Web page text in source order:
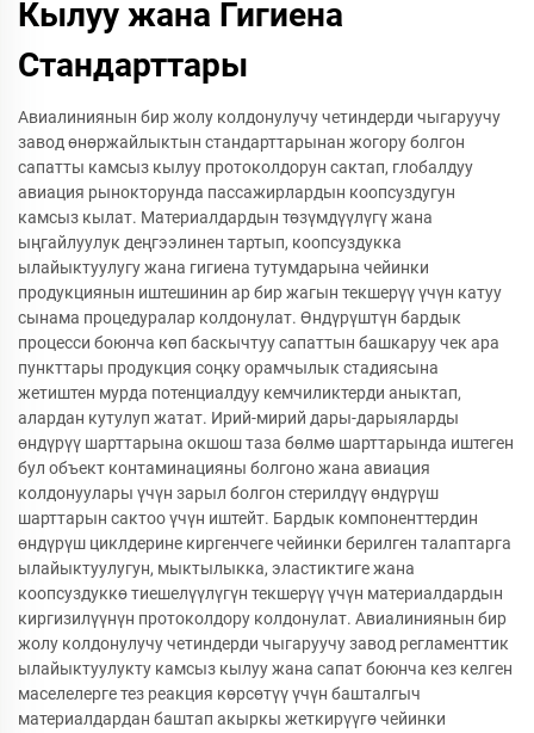
Кылуу жана Гигиена
Стандарттары
Авиалиниянын бир жолу колдонулучу четиндерди чыгаруучу
завод өнөржайлыктын стандарттарынан жогору болгон
сапатты камсыз кылуу протоколдорун сактап, глобалдуу
авиация рынокторунда пассажирлардын коопсуздугун
камсыз кылат. Материалдардын төзүмдүүлүгү жана
ыңгайлуулук деңгээлинен тартып, коопсуздукка
ылайыктуулугу жана гигиена тутумдарына чейинки
продукциянын иштешинин ар бир жагын текшерүү үчүн катуу
сынама процедуралар колдонулат. Өндүрүштүн бардык
процесси боюнча көп баскычтуу сапаттын башкаруу чек ара
пункттары продукция соңку орамчылык стадиясына
жетиштен мурда потенциалдуу кемчиликтерди аныктап,
алардан кутулуп жатат. Ирий-мирий дары-дарыяларды
өндүрүү шарттарына окшош таза бөлмө шарттарында иштеген
бул объект контаминацияны болгоно жана авиация
колдонуулары үчүн зарыл болгон стерилдүү өндүрүш
шарттарын сактоо үчүн иштейт. Бардык компоненттердин
өндүрүш циклдерине киргенчеге чейинки берилген талаптарга
ылайыктуулугун, мыктылыкка, эластиктиге жана
коопсуздуккө тиешелүүлүгүн текшерүү үчүн материалдардын
киргизилүүнүн протоколдору колдонулат. Авиалиниянын бир
жолу колдонулучу четиндерди чыгаруучу завод регламенттик
ылайыктуулукту камсыз кылуу жана сапат боюнча кез келген
маселелерге тез реакция көрсөтүү үчүн башталгыч
материалдардан баштап акыркы жеткирүүгө чейинки